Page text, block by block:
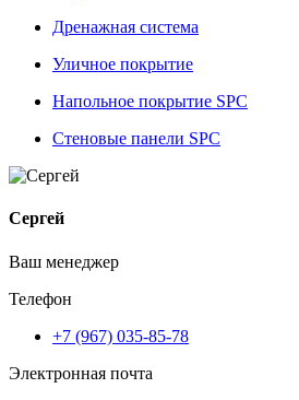
Дренажная система
Уличное покрытие
Напольное покрытие SPC
Стеновые панели SPC
Сергей
Ваш менеджер
Телефон
+7 (967) 035-85-78
Электронная почта